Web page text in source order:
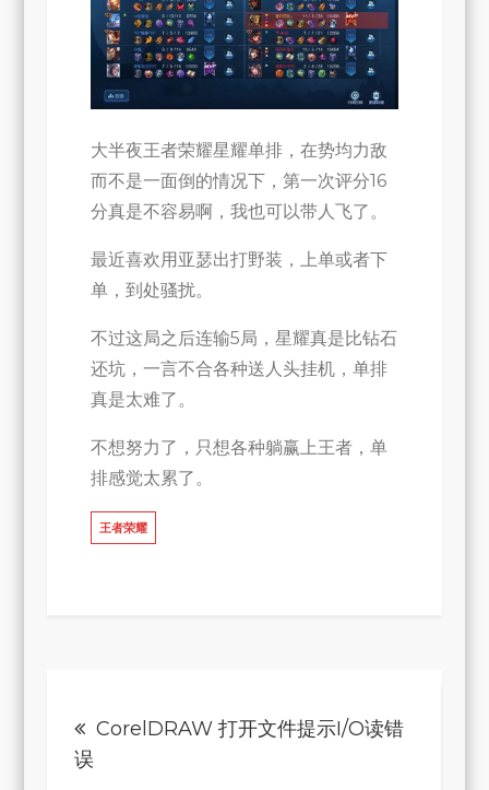
耀
单
排
第
一
次
评
16
大半夜王者荣耀星耀单排，在势均力敌
而不是一面倒的情况下，第一次评分16
分真是不容易啊，我也可以带人飞了。
最近喜欢用亚瑟出打野装，上单或者下
单，到处骚扰。
不过这局之后连输5局，星耀真是比钻石
还坑，一言不合各种送人头挂机，单排
真是太难了。
不想努力了，只想各种躺赢上王者，单
排感觉太累了。
王者荣耀
章 CorelDRAW 打开文件提示I/O读错
误